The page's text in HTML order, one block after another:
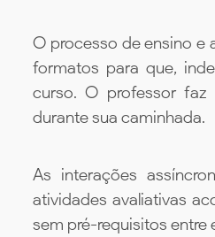
O processo de ensino e
formatos para que,
curso. O professor faz
durante sua caminhada.
As interações
atividades avaliativas
sem pré-requisitos entre